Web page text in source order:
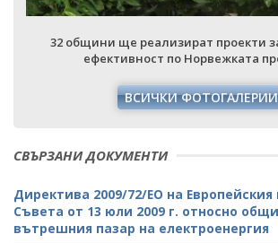
32 общини ще реализират проекти
ефективност по Норвежката
ВСИЧКИ ФОТОГАЛЕРИИ
СВЪРЗАНИ ДОКУМЕНТИ
Директива 2009/72/ЕО на
Съвета от 13 юли 2009 г. относно
вътрешния пазар на електроенергия